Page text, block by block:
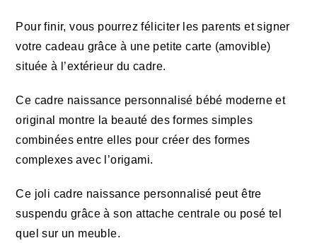
Pour finir, vous pourrez féliciter les parents et signer
votre cadeau grâce à une petite carte (amovible)
située à l’extérieur du cadre.
Ce cadre naissance personnalisé bébé moderne et
original montre la beauté des formes simples
combinées entre elles pour créer des formes
complexes avec l’origami.
Ce joli cadre naissance personnalisé peut être
suspendu grâce à son attache centrale ou posé tel
quel sur un meuble.